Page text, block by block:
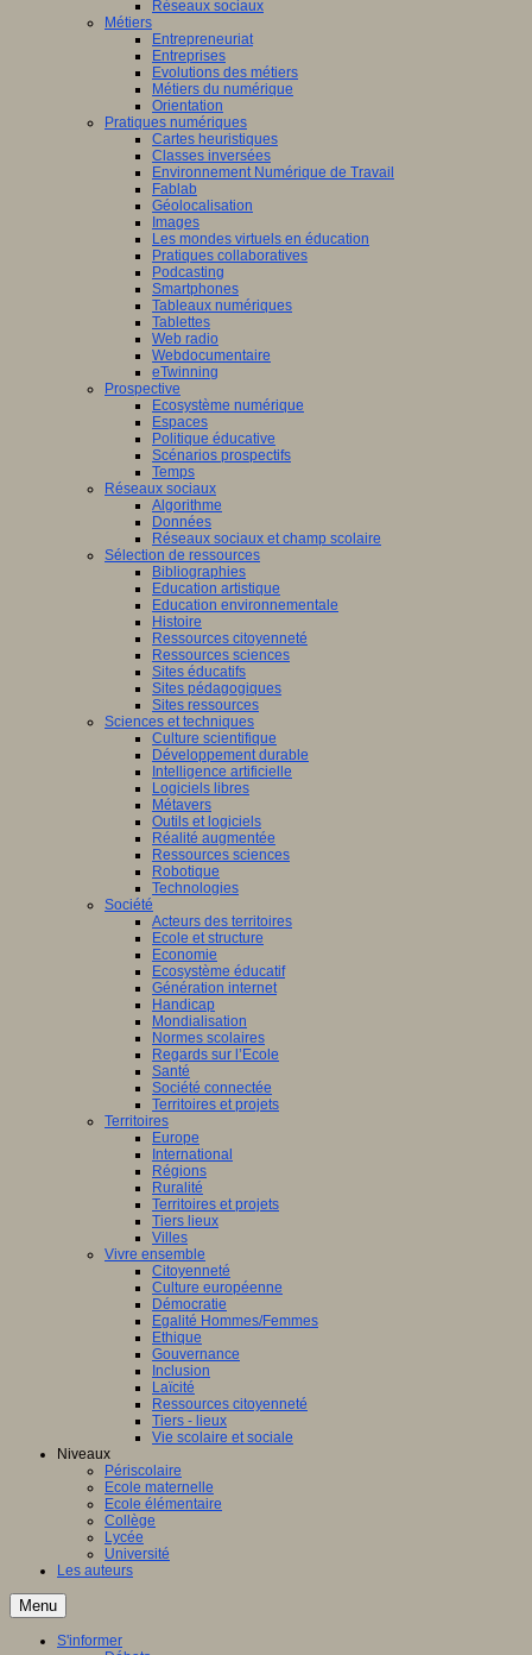
Réseaux sociaux
Métiers
Entrepreneuriat
Entreprises
Evolutions des métiers
Métiers du numérique
Orientation
Pratiques numériques
Cartes heuristiques
Classes inversées
Environnement Numérique de Travail
Fablab
Géolocalisation
Images
Les mondes virtuels en éducation
Pratiques collaboratives
Podcasting
Smartphones
Tableaux numériques
Tablettes
Web radio
Webdocumentaire
eTwinning
Prospective
Ecosystème numérique
Espaces
Politique éducative
Scénarios prospectifs
Temps
Réseaux sociaux
Algorithme
Données
Réseaux sociaux et champ scolaire
Sélection de ressources
Bibliographies
Education artistique
Education environnementale
Histoire
Ressources citoyenneté
Ressources sciences
Sites éducatifs
Sites pédagogiques
Sites ressources
Sciences et techniques
Culture scientifique
Développement durable
Intelligence artificielle
Logiciels libres
Métavers
Outils et logiciels
Réalité augmentée
Ressources sciences
Robotique
Technologies
Société
Acteurs des territoires
Ecole et structure
Economie
Ecosystème éducatif
Génération internet
Handicap
Mondialisation
Normes scolaires
Regards sur l’Ecole
Santé
Société connectée
Territoires et projets
Territoires
Europe
International
Régions
Ruralité
Territoires et projets
Tiers lieux
Villes
Vivre ensemble
Citoyenneté
Culture européenne
Démocratie
Egalité Hommes/Femmes
Ethique
Gouvernance
Inclusion
Laïcité
Ressources citoyenneté
Tiers - lieux
Vie scolaire et sociale
Niveaux
Périscolaire
Ecole maternelle
Ecole élémentaire
Collège
Lycée
Université
Les auteurs
Menu
S'informer